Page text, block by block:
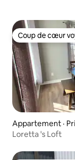
Coup de cœur
Coup de cœur
Appartement ·
Loretta 's Loft